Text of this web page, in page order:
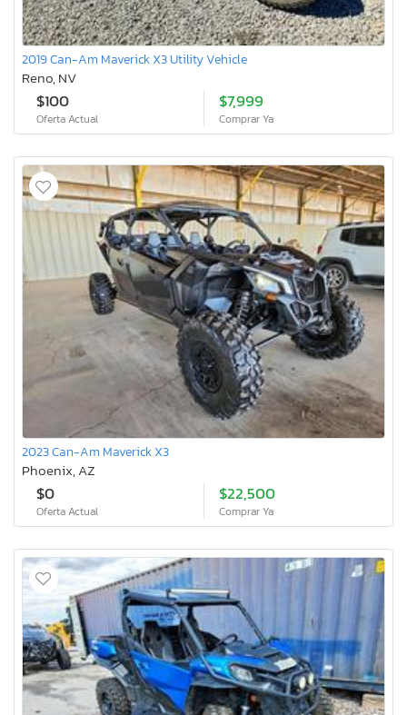
2019 Can-Am Maverick X3 Utility Vehicle
Reno, NV
$100
Oferta Actual
$7,999
Comprar Ya
2023 Can-Am Maverick X3
Phoenix, AZ
$0
Oferta Actual
$22,500
Comprar Ya